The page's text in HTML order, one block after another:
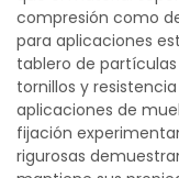
compresión como
para aplicaciones
tablero de
tornillos y
aplicaciones de
fijación
rigurosas